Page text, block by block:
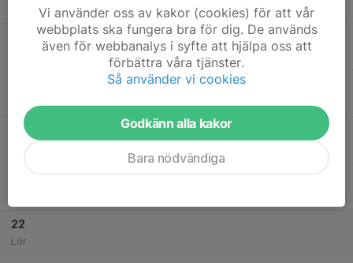
20
22
Lör
Vi använder oss av kakor (cookies) för att vår
webbplats ska fungera bra för dig. De används
även för webbanalys i syfte att hjälpa oss att
förbättra våra tjänster.
Så använder vi cookies
Godkänn alla kakor
Bara nödvändiga